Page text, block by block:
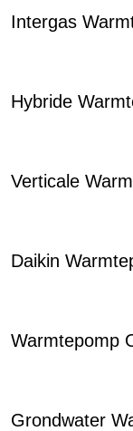
Intergas
Hybride
Verticale
Daikin
Warmtepomp
Grondwater